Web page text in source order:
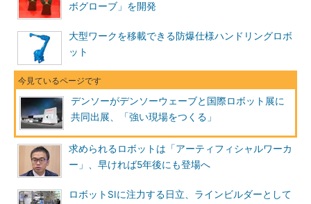
ボグローブ」を開発
大型ワークを移載できる防爆仕様ハンドリングロボ
ット
デンソーがデンソーウェーブと国際ロボット展に
共同出展、「強い現場をつくる」
求められるロボットは「アーティフィシャルワーカ
ー」、早ければ5年後にも登場へ
ロボットSIに注力する日立、ラインビルダーとして